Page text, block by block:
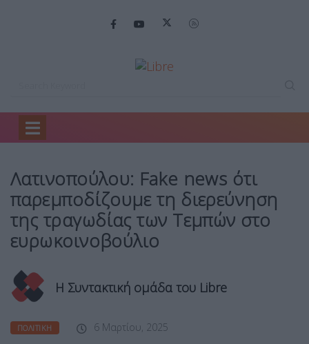
Home
Λατινοπούλου: Fake news ότι
παρεμποδίζουμε τη διερεύνηση
της τραγωδίας των Τεμπών στο
ευρωκοινοβούλιο
Η Συντακτική ομάδα του Libre
ΠΟΛΙΤΙΚΉ 6 Μαρτίου, 2025